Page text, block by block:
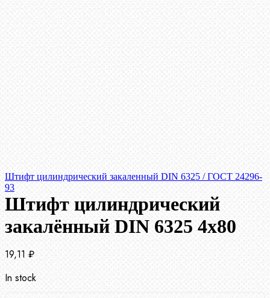
Штифт цилиндрический закаленный DIN 6325 / ГОСТ 24296-
93
Штифт цилиндрический
закалённый DIN 6325 4х80
19,11 ₽
In stock